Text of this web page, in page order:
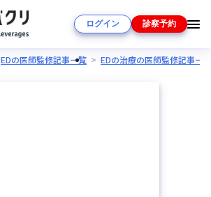
ログイン 診察予約
EDの医師監修記事一覧 EDの治療の医師監修記事一覧